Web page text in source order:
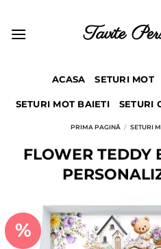
content
Tavite
ACASA SETURI MOT
SETURI MOT BAIETI SETURI
PRIMA PAGINĂ / SETURI
FLOWER TEDDY
%